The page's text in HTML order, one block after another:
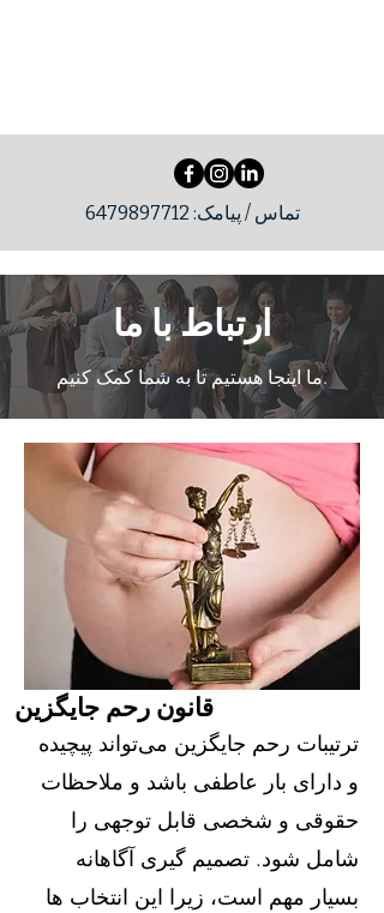
تماس / پیامک: 6479897712
ارتباط با ما
ما اینجا هستیم تا به شما کمک کنیم.
قانون رحم جایگزین
ترتیبات رحم جایگزین می‌تواند پیچیده
و دارای بار عاطفی باشد و ملاحظات
حقوقی و شخصی قابل توجهی را
شامل شود. تصمیم گیری آگاهانه
بسیار مهم است، زیرا این انتخاب ها